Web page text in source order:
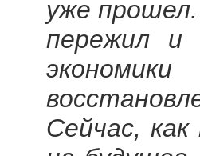
уже
пережил и
Сейчас,